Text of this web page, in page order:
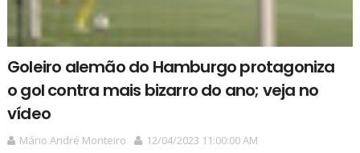
Goleiro alemão do Hamburgo protagoniza
o gol contra mais bizarro do ano; veja no
vídeo
Mário André Monteiro
12/04/2023 11:00:00 AM